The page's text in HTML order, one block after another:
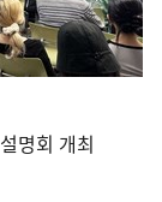
명회 개최